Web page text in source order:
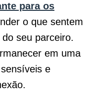
para os
o que sentem
seu parceiro.
em uma
e